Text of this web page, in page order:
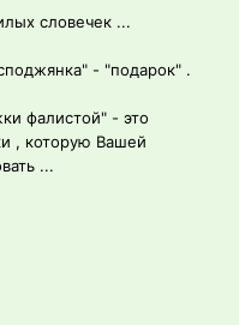
словечек ...
- "подарок" .
фалистой" - это
, которую Вашей
...